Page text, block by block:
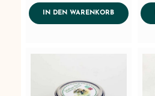
IN DEN WARENKORBADDTOCART